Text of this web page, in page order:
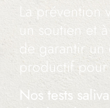
La prévention
un soutien et
de garantir un
productif pour
Nos tests